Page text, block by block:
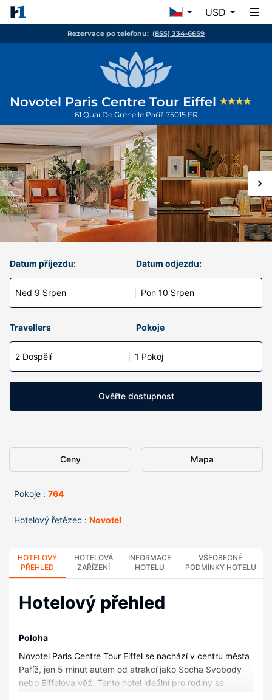
USD
Rezervace po telefonu: (855) 334-6659
Novotel Paris Centre Tour Eiffel
61 Quai De Grenelle Paříž 75015 FR
Datum příjezdu:
Ned 9 Srpen
Datum odjezdu:
Pon 10 Srpen
Travellers Pokoje
2 Dospělí 1 Pokoj
Ověřte dostupnost
Ceny Mapa
Pokoje : 764
Hotelový řetězec : Novotel
HOTELOVÝ
PŘEHLED
HOTELOVÁ
ZAŘÍZENÍ
INFORMACE
HOTELU
VŠEOBECNÉ
PODMÍNKY HOTELU
Hotelový přehled
Poloha
Novotel Paris Centre Tour Eiffel se nachází v centru města
Paříž, jen 5 minut autem od atrakcí jako Socha Svobody
nebo Eiffelova věž. Tento hotel ideální pro rodiny se